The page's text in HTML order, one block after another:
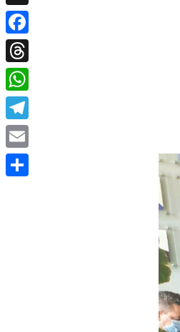
X
Facebook
Threads
WhatsApp
Telegram
Email